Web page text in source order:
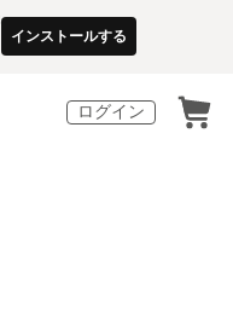
インストールする
ログイン